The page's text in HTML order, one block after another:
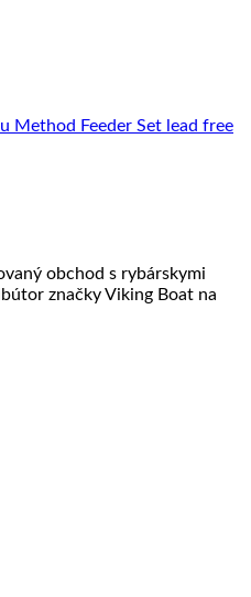
Method Feeder Set lead free
obchod s rybárskymi
značky Viking Boat na